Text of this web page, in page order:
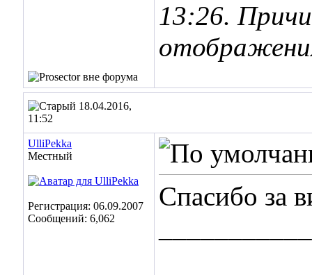
13:26.
18.04.2016,
11:52
UlliPekka
Местный
Регистрация: 06.09.2007
Сообщений: 6,062
Спасибо за